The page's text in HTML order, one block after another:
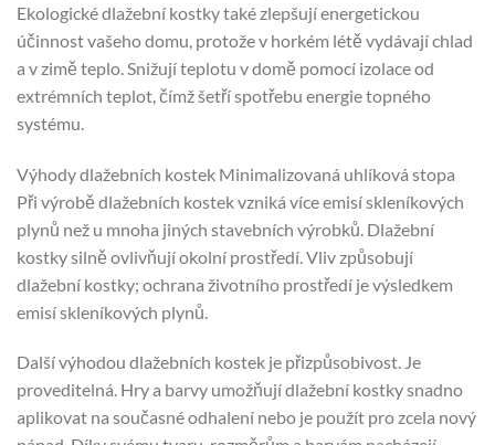
Ekologické dlažební kostky také zlepšují energetickou
účinnost vašeho domu, protože v horkém létě vydávají chlad
a v zimě teplo. Snižují teplotu v domě pomocí izolace od
extrémních teplot, čímž šetří spotřebu energie topného
systému.
Výhody dlažebních kostek Minimalizovaná uhlíková stopa
Při výrobě dlažebních kostek vzniká více emisí skleníkových
plynů než u mnoha jiných stavebních výrobků. Dlažební
kostky silně ovlivňují okolní prostředí. Vliv způsobují
dlažební kostky; ochrana životního prostředí je výsledkem
emisí skleníkových plynů.
Další výhodou dlažebních kostek je přizpůsobivost. Je
proveditelná. Hry a barvy umožňují dlažební kostky snadno
aplikovat na současné odhalení nebo je použít pro zcela nový